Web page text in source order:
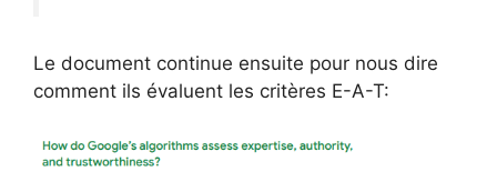
Le document continue ensuite pour nous dire
comment ils évaluent les critères E-A-T: